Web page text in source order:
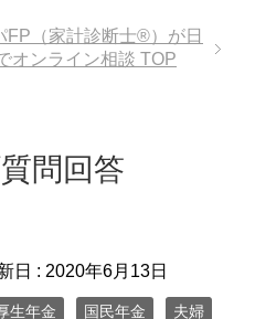
FP（家計診断士®）が日
オンライン相談 TOP
問回答
日 : 2020年6月13日
生年金 国民年金 夫婦